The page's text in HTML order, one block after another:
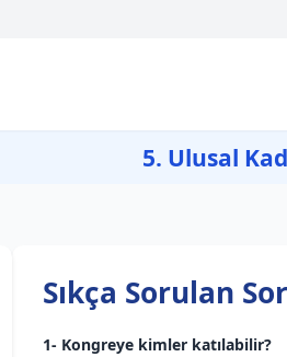
5. Ulusal
Sıkça Sorulan
1- Kongreye kimler katılabilir?